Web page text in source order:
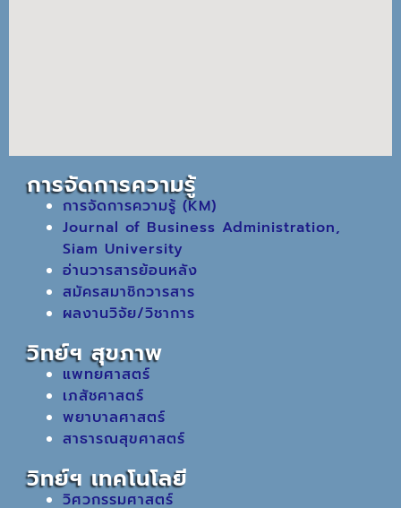
การจัดการความรู้
การจัดการความรู้ (KM)
Journal of Business Administration,
Siam University
อ่านวารสารย้อนหลัง
สมัครสมาชิกวารสาร
ผลงานวิจัย/วิชาการ
วิทย์ฯ สุขภาพ
แพทยศาสตร์
เภสัชศาสตร์
พยาบาลศาสตร์
สาธารณสุขศาสตร์
วิทย์ฯ เทคโนโลยี
วิศวกรรมศาสตร์